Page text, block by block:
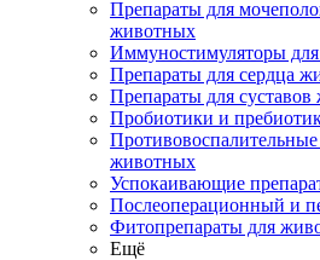
Препараты для
животных
Иммуностимуляторы
Препараты для сердца
Препараты для
Пробиотики и
животных
Успокаивающие
Послеоперационный и
Фитопрепараты для
Ещё